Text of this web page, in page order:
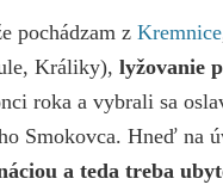
pochádzam z Kremnice
Králiky), lyžovanie
roka a vybrali sa
Smokovca. Hneď na
a teda treba